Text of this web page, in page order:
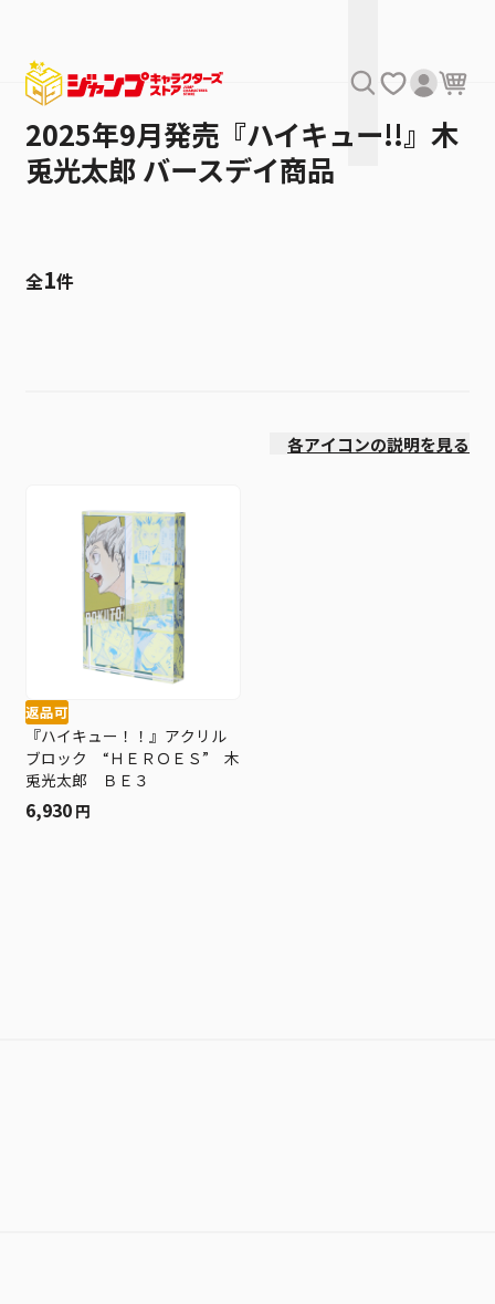
2025年9月発売『ハイキュー!!』木
兎光太郎 バースデイ商品
全1件
各アイコンの説明を見る
返品可
『ハイキュー！！』アクリル
ブロック “ＨＥＲＯＥＳ” 木
兎光太郎 ＢＥ３
6,930 円